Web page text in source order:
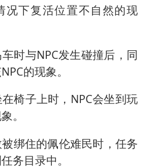
况下复活位置不自然的现
时与NPC发生碰撞后，同
的现象。
椅子上时，NPC会坐到玩
。
绑住的佩伦难民时，任务
务目录中。